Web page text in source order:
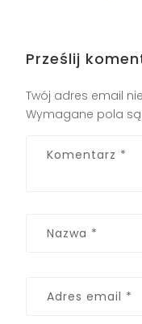
Prześlij
Twój adres email
Wymagane pola